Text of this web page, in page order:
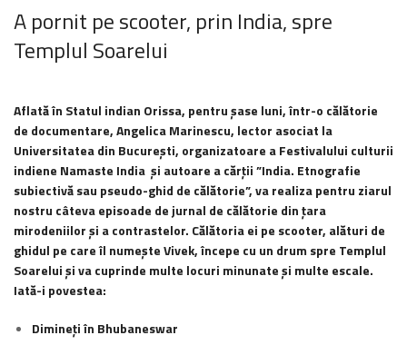
A pornit pe scooter, prin India, spre
Templul Soarelui
Aflată în Statul indian Orissa, pentru șase luni, într-o călătorie
de documentare, Angelica Marinescu, lector asociat la
Universitatea din București, organizatoare a Festivalului culturii
indiene Namaste India și autoare a cărții ”India. Etnografie
subiectivă sau pseudo-ghid de călătorie”, va realiza pentru ziarul
nostru câteva episoade de jurnal de călătorie din țara
mirodeniilor și a contrastelor. Călătoria ei pe scooter, alături de
ghidul pe care îl numește Vivek, începe cu un drum spre Templul
Soarelui și va cuprinde multe locuri minunate și multe escale.
Iată-i povestea:
Dimineți în Bhubaneswar